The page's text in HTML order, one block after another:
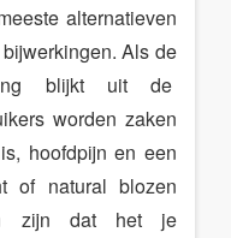
alternatieven
Als de
blijkt uit de
worden zaken
hoofdpijn en een
of natural blozen
zijn dat het je